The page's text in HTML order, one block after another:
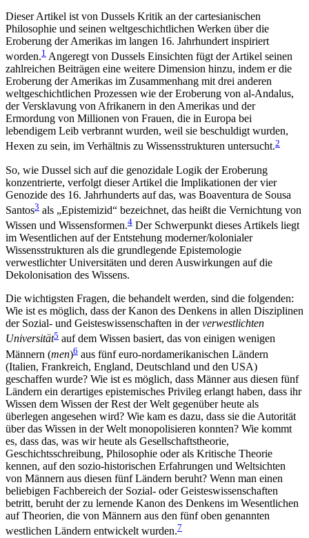
Dieser Artikel ist von Dussels Kritik an der cartesianischen
Philosophie und seinen weltgeschichtlichen Werken über die
Eroberung der Amerikas im langen 16. Jahrhundert inspiriert
worden.1 Angeregt von Dussels Einsichten fügt der Artikel seinen
zahlreichen Beiträgen eine weitere Dimension hinzu, indem er die
Eroberung der Amerikas im Zusammenhang mit drei anderen
weltgeschichtlichen Prozessen wie der Eroberung von al-Andalus,
der Versklavung von Afrikanern in den Amerikas und der
Ermordung von Millionen von Frauen, die in Europa bei
lebendigem Leib verbrannt wurden, weil sie beschuldigt wurden,
Hexen zu sein, im Verhältnis zu Wissensstrukturen untersucht.2
So, wie Dussel sich auf die genozidale Logik der Eroberung
konzentrierte, verfolgt dieser Artikel die Implikationen der vier
Genozide des 16. Jahrhunderts auf das, was Boaventura de Sousa
Santos3 als „Epistemizid“ bezeichnet, das heißt die Vernichtung von
Wissen und Wissensformen.4 Der Schwerpunkt dieses Artikels liegt
im Wesentlichen auf der Entstehung moderner/kolonialer
Wissensstrukturen als die grundlegende Epistemologie
verwestlichter Universitäten und deren Auswirkungen auf die
Dekolonisation des Wissens.
Die wichtigsten Fragen, die behandelt werden, sind die folgenden:
Wie ist es möglich, dass der Kanon des Denkens in allen Disziplinen
der Sozial- und Geisteswissenschaften in derverwestlichten
Universität5 auf dem Wissen basiert, das von einigen wenigen
Männern (men)6 aus fünf euro-nordamerikanischen Ländern
(Italien, Frankreich, England, Deutschland und den USA)
geschaffen wurde? Wie ist es möglich, dass Männer aus diesen fünf
Ländern ein derartiges epistemisches Privileg erlangt haben, dass ihr
Wissen dem Wissen der Rest der Welt gegenüber heute als
überlegen angesehen wird? Wie kam es dazu, dass sie die Autorität
über das Wissen in der Welt monopolisieren konnten? Wie kommt
es, dass das, was wir heute als Gesellschaftstheorie,
Geschichtsschreibung, Philosophie oder als Kritische Theorie
kennen, auf den sozio-historischen Erfahrungen und Weltsichten
von Männern aus diesen fünf Ländern beruht? Wenn man einen
beliebigen Fachbereich der Sozial- oder Geisteswissenschaften
betritt, beruht der zu lernende Kanon des Denkens im Wesentlichen
auf Theorien, die von Männern aus den fünf oben genannten
westlichen Ländern entwickelt wurden.7